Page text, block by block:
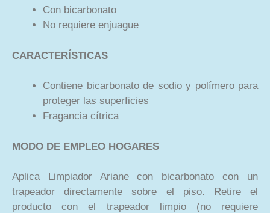
Con bicarbonato
No requiere enjuague
CARACTERÍSTICAS
Contiene bicarbonato de sodio y polímero para
proteger las superficies
Fragancia cítrica
MODO DE EMPLEO HOGARES
Aplica Limpiador Ariane con bicarbonato con un
trapeador directamente sobre el piso. Retire el
producto con el trapeador limpio (no requiere